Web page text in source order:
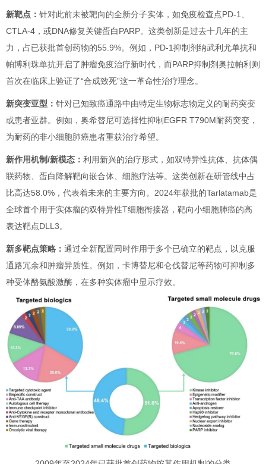
新靶点： 针对此前未被靶向的全新分子实体，如免疫检查点PD-1、
CTLA-4，或DNA修复关键蛋白PARP。这类创新是过去十几年的主
力，占已获批首创药物的55.9%。例如，PD-1抑制剂纳武利尤单抗和
帕博利珠单抗开启了肿瘤免疫治疗新时代，而PARP抑制剂奥拉帕利则
首次在临床上验证了“合成致死”这一革命性治疗理念。
新突变亚型： 针对已知致癌通路中由特定生物标志物定义的耐药突变
或患者亚群。例如，奥希替尼可选择性抑制EGFR T790M耐药突变，
为耐药的非小细胞肺癌患者重获治疗希望。
新作用机制/新模态： 利用新兴的治疗形式，如双特异性抗体、抗体偶
联药物、蛋白降解靶向嵌合体、细胞疗法等。这类创新在研管线中占
比高达58.0%，代表着未来的主要方向。2024年获批的Tarlatamab是
全球首个用于实体瘤的双特异性T细胞衔接器，靶向小细胞肺癌的高
表达靶点DLL3。
新多靶点策略： 通过全新配置同时作用于多个已确立的靶点，以克服
通路冗余和肿瘤异质性。例如，卡博替尼和仑伐替尼等药物可抑制多
种受体酪氨酸激酶，在多种实体瘤中显示疗效。